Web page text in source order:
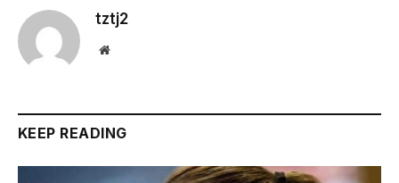
tztj2
Website
KEEP READING